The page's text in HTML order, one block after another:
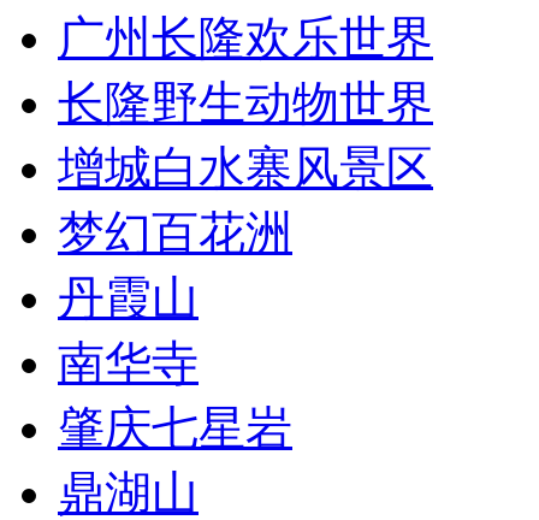
广州长隆欢乐世界
长隆野生动物世界
增城白水寨风景区
梦幻百花洲
丹霞山
南华寺
肇庆七星岩
鼎湖山